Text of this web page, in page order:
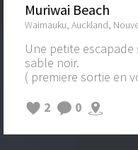
Muriwai Beach
Waimauku, Auckland,
Une petite
sable noir.
( premiere sortie en
2
0